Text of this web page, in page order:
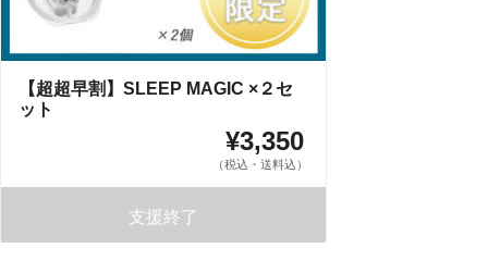
【超超早割】SLEEP MAGIC ×２セ
ット
¥3,350
（税込・送料込）
支援終了